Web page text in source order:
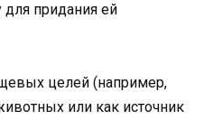
для придания ей
целей (например,
или как источник